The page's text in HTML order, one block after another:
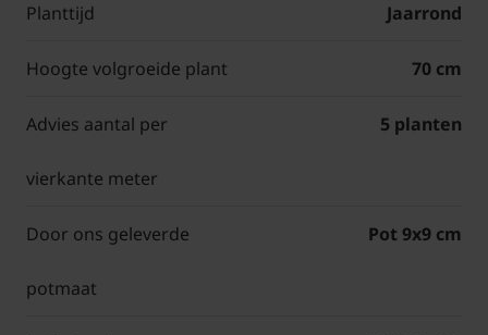
Planttijd Jaarrond
Hoogte volgroeide plant 70 cm
Advies aantal per
vierkante meter
5 planten
Door ons geleverde
potmaat
Pot 9x9 cm